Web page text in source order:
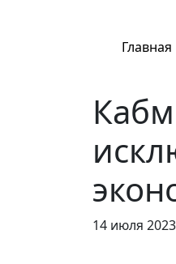
Главная
14 июля 2023